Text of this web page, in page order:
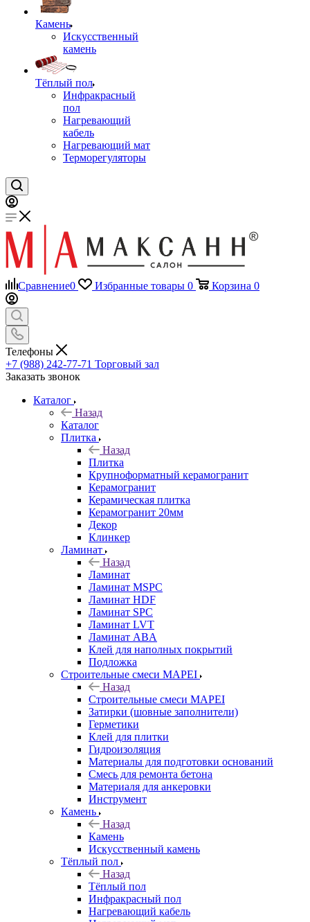
Камень
Искусственный
камень
Тёплый пол
Инфракрасный
пол
Нагревающий
кабель
Нагревающий мат
Терморегуляторы
Сравнение0 Избранные товары 0 Корзина 0
Телефоны
+7 (988) 242-77-71 Торговый зал
Заказать звонок
Каталог
Назад
Каталог
Плитка
Назад
Плитка
Крупноформатный керамогранит
Керамогранит
Керамическая плитка
Керамогранит 20мм
Декор
Клинкер
Ламинат
Назад
Ламинат
Ламинат MSPC
Ламинат HDF
Ламинат SPC
Ламинат LVT
Ламинат ABA
Клей для наполных покрытий
Подложка
Строительные смеси MAPEI
Назад
Строительные смеси MAPEI
Затирки (шовные заполнители)
Герметики
Клей для плитки
Гидроизоляция
Материалы для подготовки оснований
Смесь для ремонта бетона
Материаля для анкеровки
Инструмент
Камень
Назад
Камень
Искусственный камень
Тёплый пол
Назад
Тёплый пол
Инфракрасный пол
Нагревающий кабель